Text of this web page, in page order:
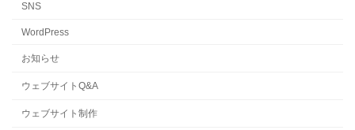
SNS
WordPress
お知らせ
ウェブサイトQ&A
ウェブサイト制作